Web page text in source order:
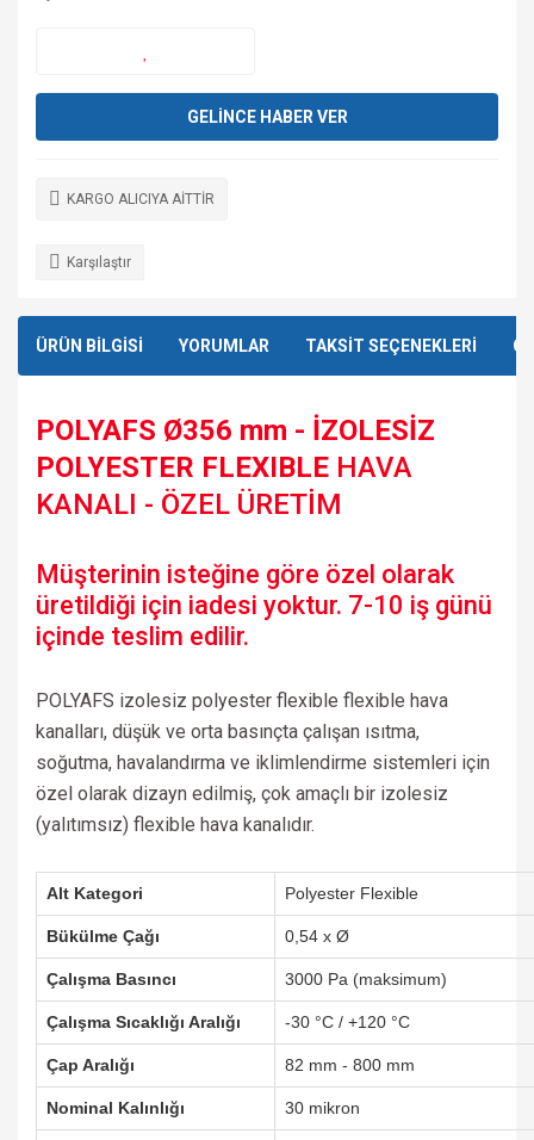
GELİNCE HABER VER
KARGO ALICIYA AİTTİR
Karşılaştır
ÜRÜN BİLGİSİ YORUMLAR TAKSİT SEÇENEKLERİ
POLYAFS Ø356 mm - İZOLESİZ
POLYESTER FLEXIBLE HAVA
KANALI - ÖZEL ÜRETİM
Müşterinin isteğine göre özel olarak
üretildiği için iadesi yoktur. 7-10 iş günü
içinde teslim edilir.
POLYAFS izolesiz polyester flexible flexible hava
kanalları, düşük ve orta basınçta çalışan ısıtma,
soğutma, havalandırma ve iklimlendirme sistemleri için
özel olarak dizayn edilmiş, çok amaçlı bir izolesiz
(yalıtımsız) flexible hava kanalıdır.
Alt Kategori Polyester Flexible
Bükülme Çağı 0,54 x Ø
Çalışma Basıncı 3000 Pa (maksimum)
Çalışma Sıcaklığı Aralığı -30 °C / +120 °C
Çap Aralığı 82 mm - 800 mm
Nominal Kalınlığı 30 mikron